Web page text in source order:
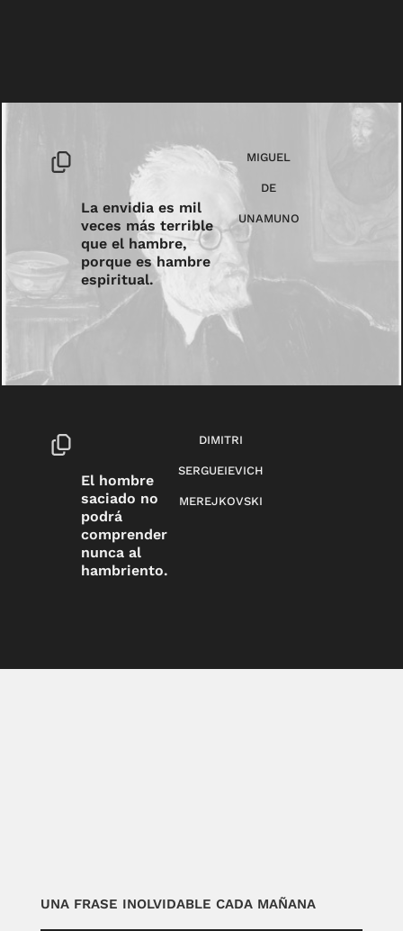
La envidia es mil
veces más terrible
que el hambre,
porque es hambre
espiritual.
MIGUEL
DE
UNAMUNO
El hombre
saciado no
podrá
comprender
nunca al
hambriento.
DIMITRI
SERGUEIEVICH
MEREJKOVSKI
UNA FRASE INOLVIDABLE CADA MAÑANA